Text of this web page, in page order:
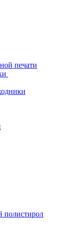
печати
полистирол